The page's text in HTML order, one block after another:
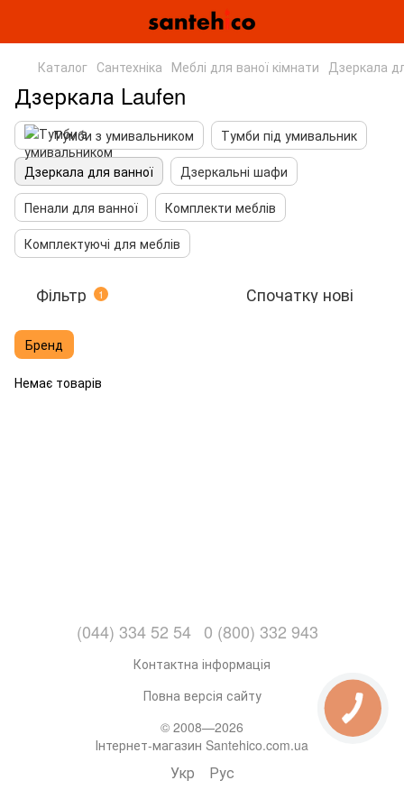
Каталог Сантехніка Меблі для ваної кімнати Дзеркала
Дзеркала Laufen
Тумби з умивальником
Тумби під умивальник
Дзеркала для ванної
Дзеркальні шафи
Пенали для ванної
Комплекти меблів
Комплектуючі для меблів
Фільтр 1 Спочатку нові
Бренд
Немає товарів
(044) 334 52 54 0 (800) 332 943
Контактна інформація
Повна версія сайту
© 2008—2026
Інтернет-магазин Santehico.com.ua
Укр Рус